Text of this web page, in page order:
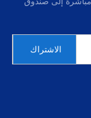
الاشتراك